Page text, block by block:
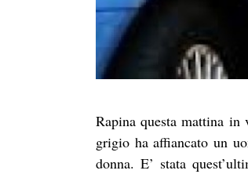
Rapina questa mattina
grigio ha affiancato un
donna. E’ stata